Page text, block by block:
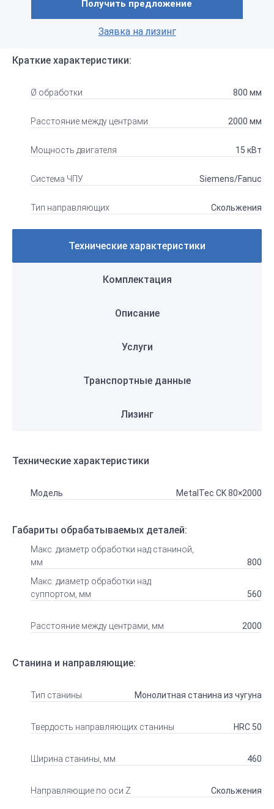
Получить предложение
Заявка на лизинг
Краткие характеристики:
Ø обработки 800 мм
Расстояние между центрами 2000 мм
Мощность двигателя 15 кВт
Система ЧПУ Siemens/Fanuc
Тип направляющих Скольжения
Технические характеристики
Комплектация
Описание
Услуги
Транспортные данные
Лизинг
Технические характеристики
Модель MetalTec CK 80×2000
Габариты обрабатываемых деталей:
Макс. диаметр обработки над станиной,
мм
800
Макс. диаметр обработки над
суппортом, мм
560
Расстояние между центрами, мм 2000
Станина и направляющие:
Тип станины Монолитная станина из чугуна
Твердость направляющих станины HRC 50
Ширина станины, мм 460
Направляющие по оси Z Скольжения